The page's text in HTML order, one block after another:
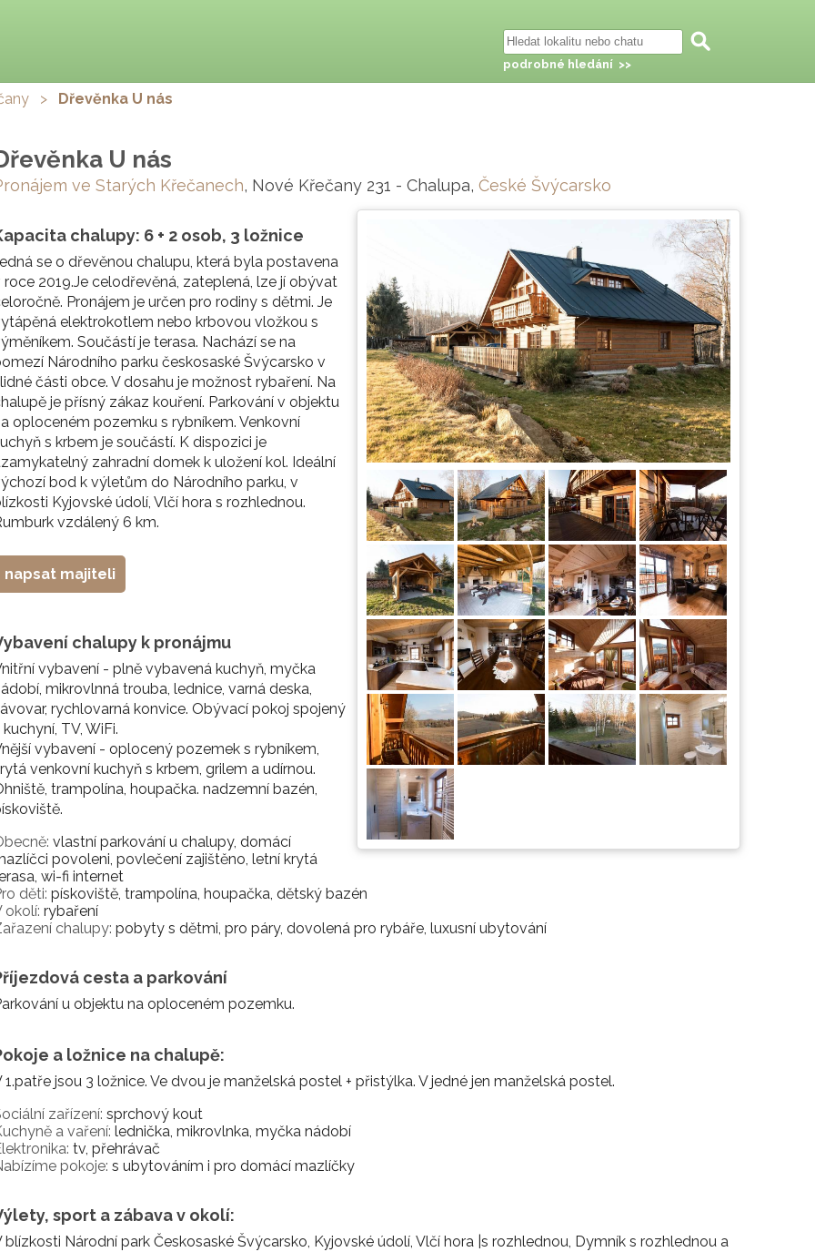
> Dřevěnka U nás
U nás
ve Starých Křečanech, Nové Křečany 231 - Chalupa, České Švýcarsko
chalupy: 6 + 2 osob, 3 ložnice
se o dřevěnou chalupu, která byla postavena
roce 2019.Je celodřevěná, zateplená, lze jí obývat
Pronájem je určen pro rodiny s dětmi. Je
elektrokotlem nebo krbovou vložkou s
Součástí je terasa. Nachází se na
Národního parku českosaské Švýcarsko v
části obce. V dosahu je možnost rybaření. Na
je přísný zákaz kouření. Parkování v objektu
oploceném pozemku s rybníkem. Venkovní
s krbem je součástí. K dispozici je
zahradní domek k uložení kol. Ideální
bod k výletům do Národního parku, v
Kyjovské údolí, Vlčí hora s rozhlednou.
vzdálený 6 km.
napsat majiteli
chalupy k pronájmu
vybavení - plně vybavená kuchyň, myčka
mikrovlnná trouba, lednice, varná deska,
rychlovarná konvice. Obývací pokoj spojený
kuchyní, TV, WiFi.
vybavení - oplocený pozemek s rybníkem,
venkovní kuchyň s krbem, grilem a udírnou.
trampolína, houpačka. nadzemní bazén,
vlastní parkování u chalupy, domácí
povoleni, povlečení zajištěno, letní krytá
wi-fi internet
děti: pískoviště, trampolína, houpačka, dětský bazén
okolí: rybaření
chalupy: pobyty s dětmi, pro páry, dovolená pro rybáře, luxusní ubytování
cesta a parkování
u objektu na oploceném pozemku.
a ložnice na chalupě:
1.patře jsou 3 ložnice. Ve dvou je manželská postel + přistýlka. V jedné jen manželská postel.
zařízení: sprchový kout
a vaření: lednička, mikrovlnka, myčka nádobí
tv, přehrávač
pokoje: s ubytováním i pro domácí mazlíčky
sport a zábava v okolí:
blízkosti Národní park Českosaské Švýcarsko, Kyjovské údolí, Vlčí hora |s rozhlednou, Dymník s rozhlednou a
podrobné hledání >>